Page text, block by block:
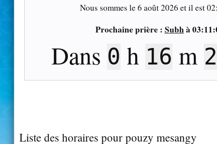
Nous sommes le6 août 2026 et il est
Prochaine prière : Subhà
Dans 0 h 16 m
Liste des horaires pour pouzy mesangy